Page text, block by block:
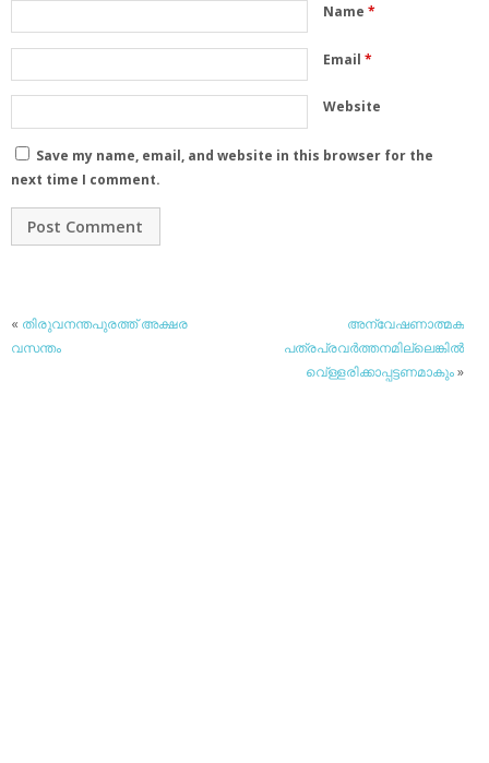
Name *
Email *
Website
Save my name, email, and website in this browser for the
next time I comment.
« തിരുവനന്തപുരത്ത് അക്ഷര
വസന്തം
അന്വേഷണാത്മക
പത്രപ്രവര്‍ത്തനമില്ലെങ്കില്‍
വെ്ള്ളരിക്കാപ്പട്ടണമാകും»